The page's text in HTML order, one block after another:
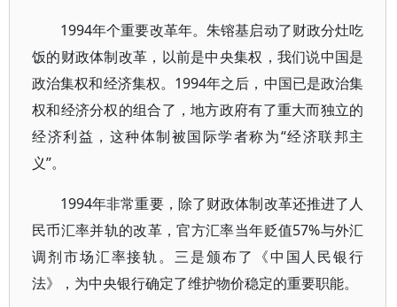
1994年个重要改革年。朱镕基启动了财政分灶吃
饭的财政体制改革，以前是中央集权，我们说中国是
政治集权和经济集权。1994年之后，中国已是政治集
权和经济分权的组合了，地方政府有了重大而独立的
经济利益，这种体制被国际学者称为“经济联邦主
义”。
1994年非常重要，除了财政体制改革还推进了人
民币汇率并轨的改革，官方汇率当年贬值57%与外汇
调剂市场汇率接轨。三是颁布了《中国人民银行
法》，为中央银行确定了维护物价稳定的重要职能。